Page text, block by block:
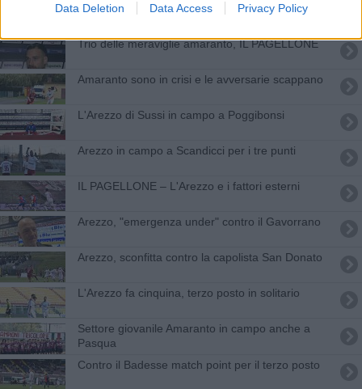
Data Deletion Data Access Privacy Policy
Amaranto, il punto sul campionato
Trio delle meraviglie amaranto, IL PAGELLONE
Amaranto sono in crisi e le avversarie scappano
L'Arezzo di Sussi in campo a Poggibonsi
Arezzo in campo a Scandicci per i tre punti
IL PAGELLONE – L'Arezzo e i fattori esterni
Arezzo, "emergenza under" contro il Gavorrano
Arezzo, sconfitta contro la capolista San Donato
L'Arezzo fa cinquina, terzo posto in solitario
Settore giovanile Amaranto in campo anche a
Pasqua
Contro il Badesse match point per il terzo posto